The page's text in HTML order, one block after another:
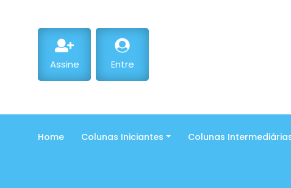
Assine Entre
Home Colunas Iniciantes Colunas